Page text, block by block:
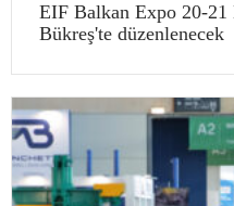
EIF Balkan Expo 20-21
Bükreş'te düzenlenecek